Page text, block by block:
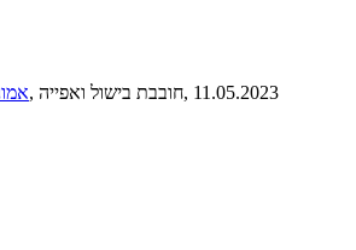
, חובבת בישול ואפייה, 11.05.2023